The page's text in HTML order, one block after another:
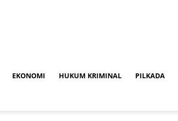
EKONOMI HUKUM KRIMINAL PILKADA